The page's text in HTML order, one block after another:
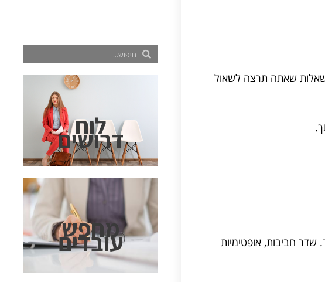
שאתה תרצה לשאול
שדר חביבות, אופטימיות
לוח
דרושים
מחפש
עובדים